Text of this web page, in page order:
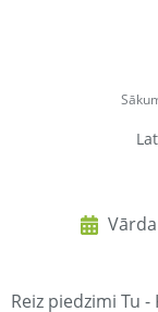
Reiz piedzimi Tu -